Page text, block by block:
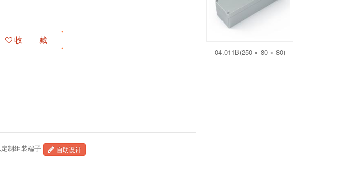
制组装端子 自助设计
收 藏
04.011B(250 × 80 × 80)